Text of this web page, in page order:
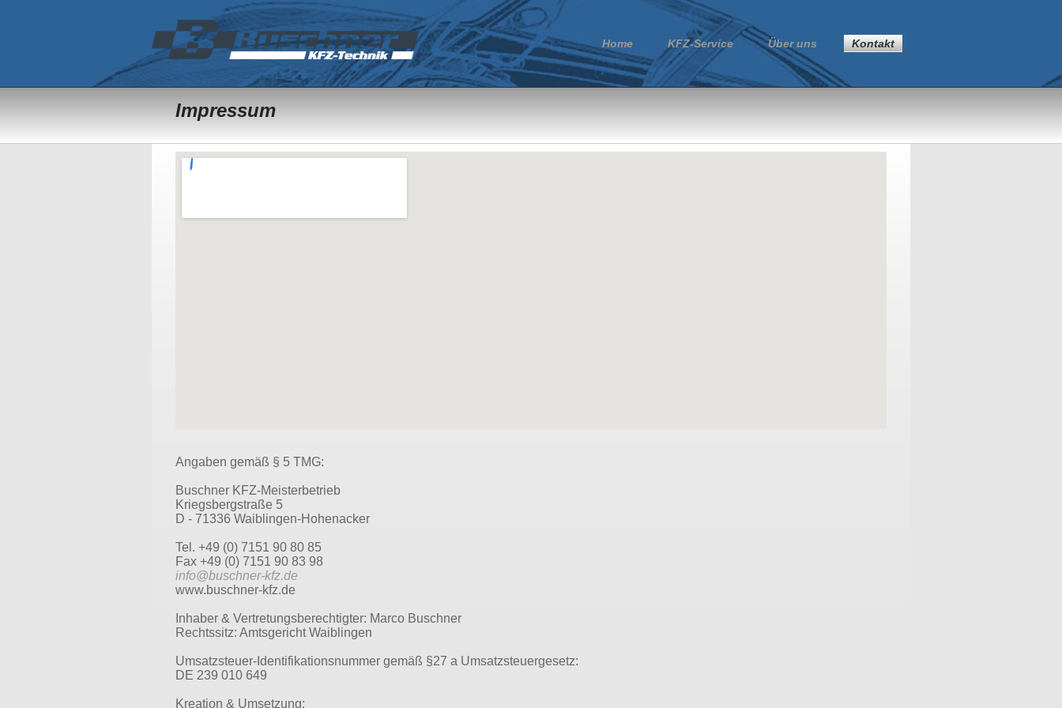
Home KFZ-Service Über uns Kontakt
Impressum
Angaben gemäß § 5 TMG:
Buschner KFZ-Meisterbetrieb
Kriegsbergstraße 5
D - 71336 Waiblingen-Hohenacker
Tel. +49 (0) 7151 90 80 85
Fax +49 (0) 7151 90 83 98
info@buschner-kfz.de
www.buschner-kfz.de
Inhaber & Vertretungsberechtigter: Marco Buschner
Rechtssitz: Amtsgericht Waiblingen
Umsatzsteuer-Identifikationsnummer gemäß §27 a Umsatzsteuergesetz:
DE 239 010 649
Kreation & Umsetzung: